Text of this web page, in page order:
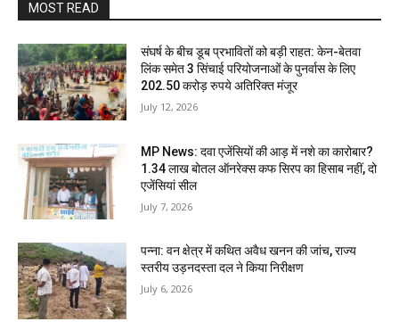
MOST READ
संघर्ष के बीच डूब प्रभावितों को बड़ी राहत: केन-बेतवा
लिंक समेत 3 सिंचाई परियोजनाओं के पुनर्वास के लिए
202.50 करोड़ रुपये अतिरिक्त मंजूर
July 12, 2026
MP News: दवा एजेंसियों की आड़ में नशे का कारोबार?
1.34 लाख बोतल ऑनरेक्स कफ सिरप का हिसाब नहीं, दो
एजेंसियां सील
July 7, 2026
पन्ना: वन क्षेत्र में कथित अवैध खनन की जांच, राज्य
स्तरीय उड़नदस्ता दल ने किया निरीक्षण
July 6, 2026